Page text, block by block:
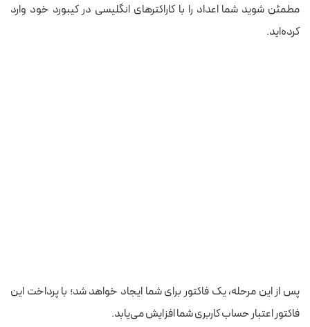
مطمئن شوید شما اعداد را با کاراکترهای انگلیسی در کیبورد خود وارد
کرده‌اید.
پس از این مرحله، یک فاکتور برای شما ایجاد خواهد شد؛ با پرداخت این
فاکتور اعتبار حساب کاربری شما افزایش می‌یابد.